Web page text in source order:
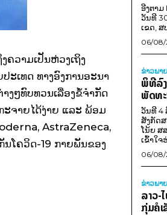
ຄວາມເປັນຫ່ວງເຖິງ
ະເທດ ທາງອົງການອະນາ
ງໆທົບທວນເລື່ອງຂໍ້ຈໍາກັດ
ະຈາຍໄດ້ງ່າຍ ແລະ ພ້ອມ
AstraZeneca,
ໂຄວິດ-19 ກາຍພັນຂອງ
ອີງຕາມ
ວັນທີ
ເຂດ, ສ
06/08/
ຂ່າວພາ
ພິທີລົ
ພັດທ
ວັນທີ 4
ສັງກັດ
ໂນ້ຍ ສ
ເຂົ້າໃຈ
06/08/
ຂ່າວພາ
ລາວ-
ກຸ່ມຄໍເ